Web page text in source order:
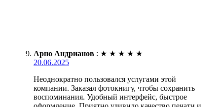
Арно Андрианов : ★ ★ ★ ★ ★
20.06.2025
Неоднократно пользовался услугами этой
компании. Заказал фотокнигу, чтобы сохранить
воспоминания. Удобный интерфейс, быстрое